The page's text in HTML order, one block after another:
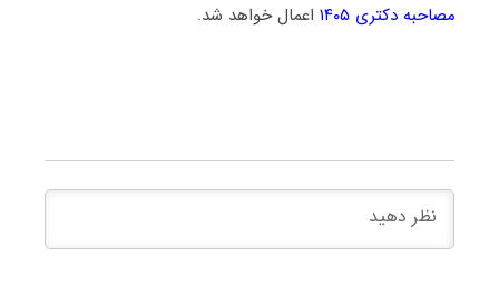
مصاحبه دکتری ۱۴۰۵
اعمال خواهد شد.